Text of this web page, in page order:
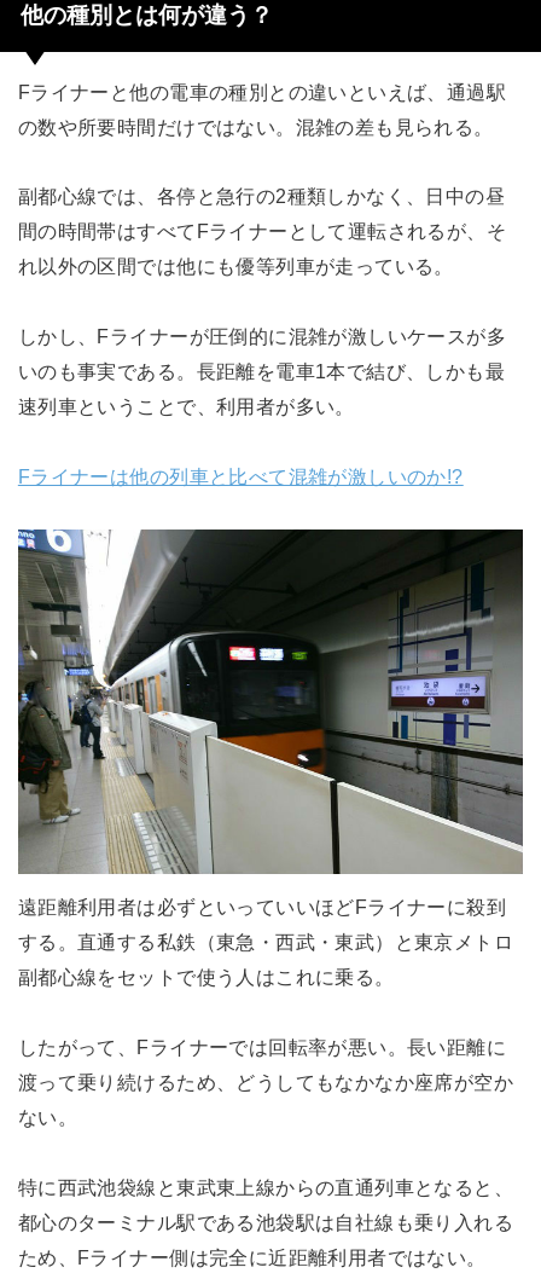
他の種別とは何が違う？
Fライナーと他の電車の種別との違いといえば、通過駅
の数や所要時間だけではない。混雑の差も見られる。
副都心線では、各停と急行の2種類しかなく、日中の昼
間の時間帯はすべてFライナーとして運転されるが、そ
れ以外の区間では他にも優等列車が走っている。
しかし、Fライナーが圧倒的に混雑が激しいケースが多
いのも事実である。長距離を電車1本で結び、しかも最
速列車ということで、利用者が多い。
Fライナーは他の列車と比べて混雑が激しいのか!?
遠距離利用者は必ずといっていいほどFライナーに殺到
する。直通する私鉄（東急・西武・東武）と東京メトロ
副都心線をセットで使う人はこれに乗る。
したがって、Fライナーでは回転率が悪い。長い距離に
渡って乗り続けるため、どうしてもなかなか座席が空か
ない。
特に西武池袋線と東武東上線からの直通列車となると、
都心のターミナル駅である池袋駅は自社線も乗り入れる
ため、Fライナー側は完全に近距離利用者ではない。